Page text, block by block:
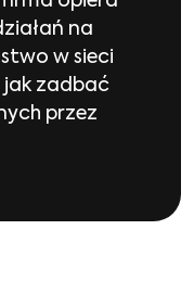
na
w sieci
jak zadbać
przez